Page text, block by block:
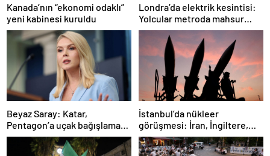
Kanada’nın “ekonomi odaklı”
yeni kabinesi kuruldu
Londra’da elektrik kesintisi:
Yolcular metroda mahsur
kaldı
Beyaz Saray: Katar,
Pentagon’a uçak bağışlamayı
teklif etti
İstanbul’da nükleer
görüşmesi: İran, İngiltere,
Fransa ve Almanya buluşacak